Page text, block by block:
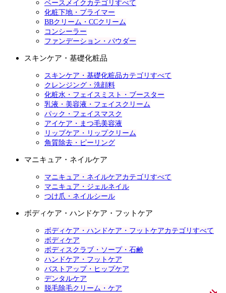
ベースメイクカテゴリすべて
化粧下地・プライマー
BBクリーム・CCクリーム
コンシーラー
ファンデーション・パウダー
スキンケア・基礎化粧品
スキンケア・基礎化粧品カテゴリすべて
クレンジング・洗顔料
化粧水・フェイスミスト・ブースター
乳液・美容液・フェイスクリーム
パック・フェイスマスク
アイケア・まつ毛美容液
リップケア・リップクリーム
角質除去・ピーリング
マニキュア・ネイルケア
マニキュア・ネイルケアカテゴリすべて
マニキュア・ジェルネイル
つけ爪・ネイルシール
ボディケア・ハンドケア・フットケア
ボディケア・ハンドケア・フットケアカテゴリすべて
ボディケア
ボディスクラブ・ソープ・石鹸
ハンドケア・フットケア
バストアップ・ヒップケア
デンタルケア
脱毛除毛クリーム・ケア